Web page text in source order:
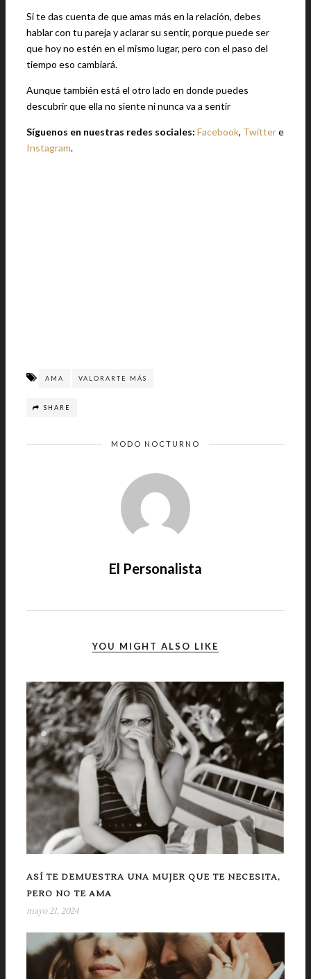
Si te das cuenta de que amas más en la relación, debes
hablar con tu pareja y aclarar su sentir, porque puede ser
que hoy no estén en el mismo lugar, pero con el paso del
tiempo eso cambiará.
Aunque también está el otro lado en donde puedes
descubrir que ella no siente ni nunca va a sentir
Síguenos en nuestras redes sociales: Facebook, Twittere
Instagram.
AMA VALORARTE MÁS
SHARE
MODO NOCTURNO
El Personalista
YOU MIGHT ALSO LIKE
ASÍ TE DEMUESTRA UNA MUJER QUE TE NECESITA,
PERO NO TE AMA
mayo 21, 2024